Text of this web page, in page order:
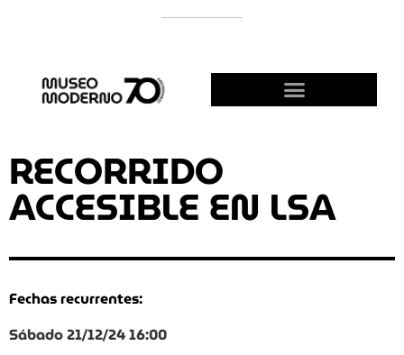
RECORRIDO
ACCESIBLE EN LSA
Fechas recurrentes:
Sábado 21/12/24 16:00